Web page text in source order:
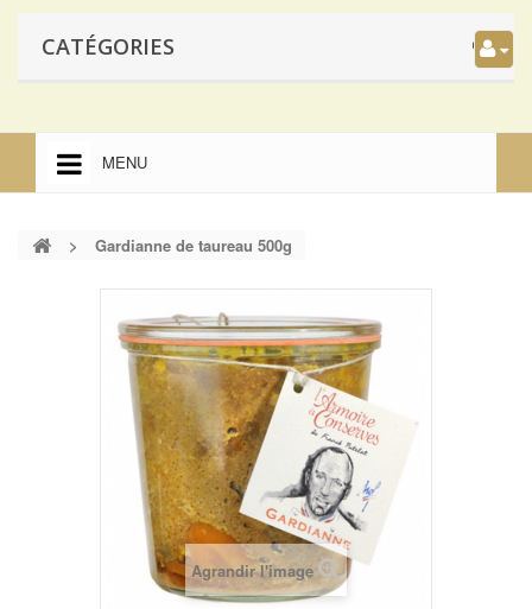
CATÉGORIES
MENU
ACCUEIL
> Gardianne de taureau 500g
Agrandir l'image